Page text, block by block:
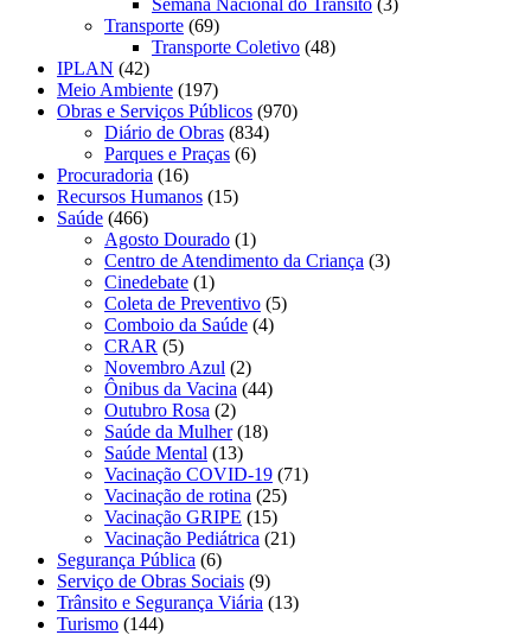
Transporte (69)
Transporte Coletivo (48)
IPLAN (42)
Meio Ambiente (197)
Obras e Serviços Públicos (970)
Diário de Obras (834)
Parques e Praças (6)
Procuradoria (16)
Recursos Humanos (15)
Saúde (466)
Agosto Dourado (1)
Centro de Atendimento da Criança (3)
Cinedebate (1)
Coleta de Preventivo (5)
Comboio da Saúde (4)
CRAR (5)
Novembro Azul (2)
Ônibus da Vacina (44)
Outubro Rosa (2)
Saúde da Mulher(18)
Saúde Mental (13)
Vacinação COVID-19 (71)
Vacinação de rotina (25)
Vacinação GRIPE (15)
Vacinação Pediátrica (21)
Segurança Pública (6)
Serviço de Obras Sociais (9)
Trânsito e Segurança Viária (13)
Turismo (144)